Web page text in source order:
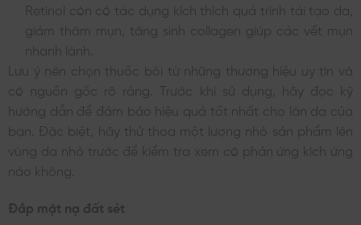
Retinol còn có tác dụng kích thích quá trình tái tạo da,
giảm thâm mụn, tăng sinh collagen giúp các vết mụn
nhanh lành.
Lưu ý nên chọn thuốc bôi từ những thương hiệu uy tín và
có nguồn gốc rõ ràng. Trước khi sử dụng, hãy đọc kỹ
hướng dẫn để đảm bảo hiệu quả tốt nhất cho làn da của
bạn. Đặc biệt, hãy thử thoa một lượng nhỏ sản phẩm lên
vùng da nhỏ trước để kiểm tra xem có phản ứng kích ứng
nào không.
Đắp mặt nạ đất sét